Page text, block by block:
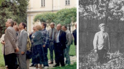
chroberska, końcówka lat 30